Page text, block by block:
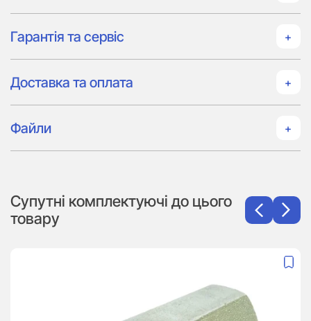
Гарантія та сервіс
Доставка та оплата
Файли
Супутні комплектуючі до цього
товару